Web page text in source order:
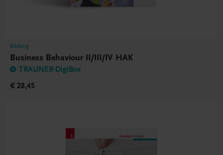
Bildung
Business Behaviour II/III/IV HAK
TRAUNER-DigiBox
€ 28,45